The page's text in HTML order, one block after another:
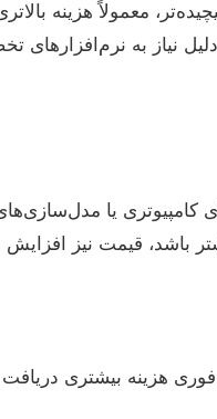
معمولاً هزینه
نیاز به
یا
باشد، قیمت نیز افزایش
فوری هزینه بیشتری